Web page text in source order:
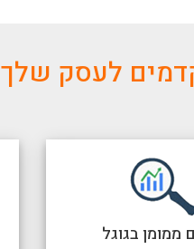
לעסק שלך
ממומן בגוגל